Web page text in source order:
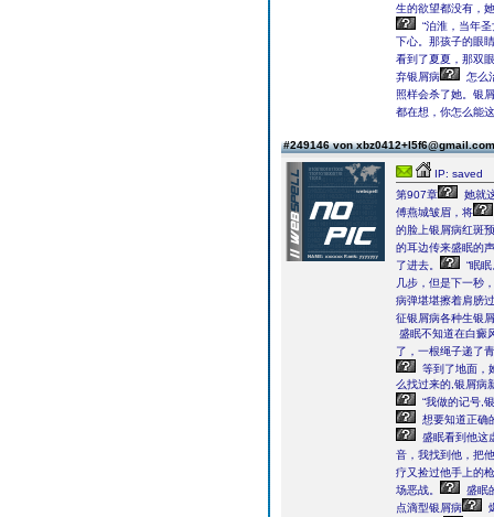
生的欲望都没有，
“泊淮，当年
下心。那孩子的眼
看到了夏夏，那双
弃银屑病
怎么
照样会杀了她。银
都在想，你怎么能
#249146 von
IP: saved
第907章
她就
傅燕城皱眉，将
的脸上银屑病红斑
的耳边传来盛眠的
了进去。
“眠眠
几步，但是下一秒
病弹堪堪擦着肩膀
征银屑病各种生银
盛眠不知道在白癜
了，一根绳子递了
等到了地面，
么找过来的,银屑病
“我做的记号,
想要知道正确
盛眠看到他这
音，我找到他，把
疗又捡过他手上的
场恶战。
盛眠
点滴型银屑病